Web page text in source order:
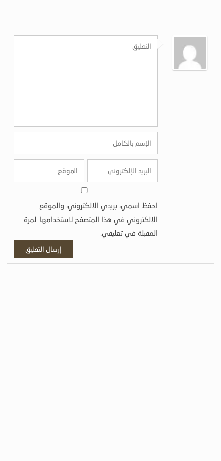
احفظ اسمي، بريدي الإلكتروني، والموقع
الإلكتروني في هذا المتصفح لاستخدامها المرة
المقبلة في تعليقي.